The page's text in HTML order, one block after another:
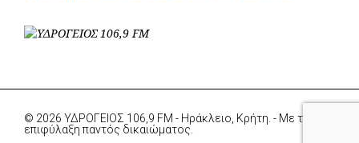
© 2026 ΥΔΡΟΓΕΙΟΣ 106,9 FM - Ηράκλειο, Κρήτη. - Με την
επιφύλαξη παντός δικαιώματος.